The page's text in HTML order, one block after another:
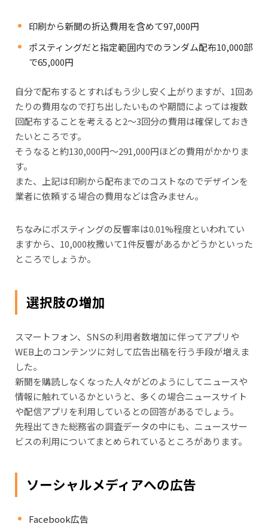
印刷から新聞の折込費用を含めて97,000円
ポスティングだと指定範囲内でのランダム配布10,000部
で65,000円
自分で配布するとすればもう少し安く上がりますが、1回あ
たりの費用なので打ち出したいものや期間によっては複数
回配布することを考えると2～3回分の費用は確保しておき
たいところです。
そうなると約130,000円～291,000円ほどの費用がかかりま
す。
また、上記は印刷から配布までのコストなのでデザインを
業者に依頼する場合の費用などは含みません。
ちなみにポスティングの反響率は0.01%程度といわれてい
ますから、10,000枚撒いて1件反響があるかどうかといった
ところでしょうか。
選択肢の増加
スマートフォン、SNSの利用者数増加に伴ってアプリや
WEB上のコンテンツに対して広告出稿を行う手段が増えま
した。
新聞を購読しなくなった人々がどのようにしてニュースや
情報に触れているかというと、多くの場合ニュースサイト
や配信アプリを利用しているとの回答があるでしょう。
先程出てきた総務省の調査データの中にも、ニュースサー
ビスの利用についてまとめられているところがあります。
ソーシャルメディアへの広告
Facebook広告